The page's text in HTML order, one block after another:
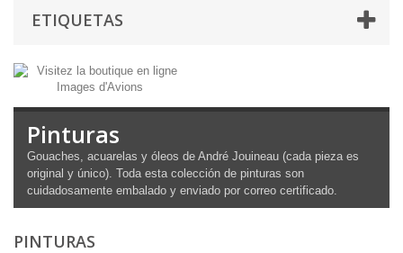
ETIQUETAS
Pinturas
Gouaches, acuarelas y óleos de André Jouineau (cada pieza es
original y único). Toda esta colección de pinturas son
cuidadosamente embalado y enviado por correo certificado.
PINTURAS